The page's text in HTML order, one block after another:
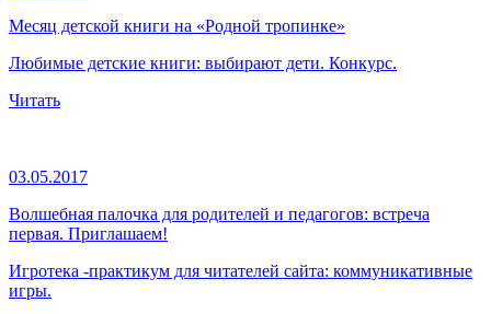
Месяц детской книги на «Родной тропинке»
Любимые детские книги: выбирают дети. Конкурс.
Читать
03.05.2017
Волшебная палочка для родителей и педагогов: встреча
первая. Приглашаем!
Игротека -практикум для читателей сайта: коммуникативные
игры.